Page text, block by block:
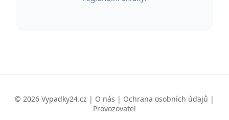
© 2026 Vypadky24.cz | O nás | Ochrana osobních údajů |
Provozovatel